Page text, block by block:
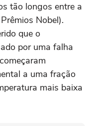
tão longos entre a
Nobel).
que o
por uma falha
a uma fração
mais baixa